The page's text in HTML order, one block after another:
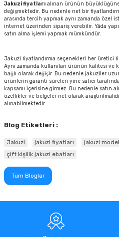
Jakuzi fiyatları alınan ürünün
değişmektedir. Bu nedenle net bir
arasında tercih yapmak aynı zamanda özel
internet üzerinden sipariş verebilir. Yâda
satın alma işlemi yapmak mümkündür.
Jakuzi fiyatlandırma seçenekleri her üretici
Aynı zamanda kullanılan ürünün kalitesi ve
bağlı olarak değişir. Bu nedenle jakuziler
ürünlerin garanti süreleri yine satıcı
kapsamı içerisine girmez. Bu nedenle satın
özellikler ve belgeler net olarak
alınabilmektedir.
Blog Etiketleri :
Jakuzi jakuzi fiyatları jakuzi
çift kişilik jakuzi ebatları
Tüm Bloglar